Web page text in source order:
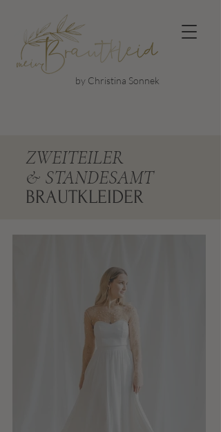
by Christina Sonnek
ZWEITEILER
& STANDESAMT
BRAUTKLEIDER